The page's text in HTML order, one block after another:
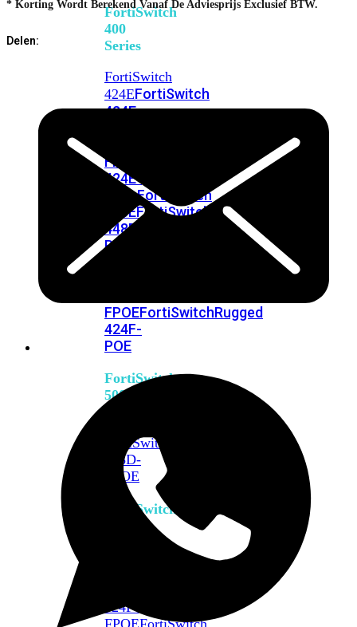
FortiSwitch
400
Series
FortiSwitch
424EFortiSwitch
424E-
FPOE
424E-
FiberFortiSwitch
448EFortiSwitch
448E-
POE
FPOEFortiSwitchRugged
424F-
POE
FortiSwitch
500
FortiSwitch
548D-
FPOE
FortiSwitch
624F-
FPOEFortiSwitch
* Korting Wordt Berekend Vanaf De Adviesprijs Exclusief BTW.
Delen: